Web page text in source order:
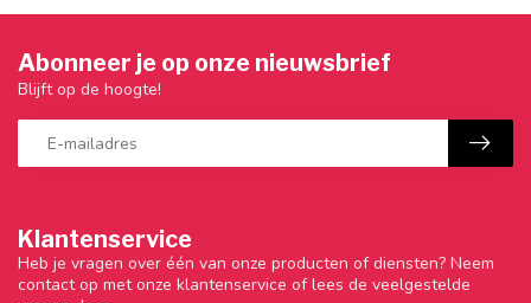
Klantenservice
Heb je vragen over één van onze producten of diensten? Neem
contact op met onze klantenservice of lees de veelgestelde
Abonneer je op onze nieuwsbrief
Blijft op de hoogte!